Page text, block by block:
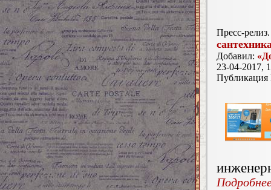
Пресс-релиз.
Добавил:
23-04-2017,